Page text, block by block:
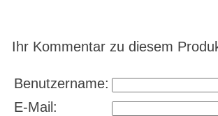
Ihr Kommentar zu diesem
Benutzername:
E-Mail: